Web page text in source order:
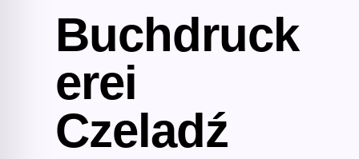
Buchdruck
erei
Czeladź